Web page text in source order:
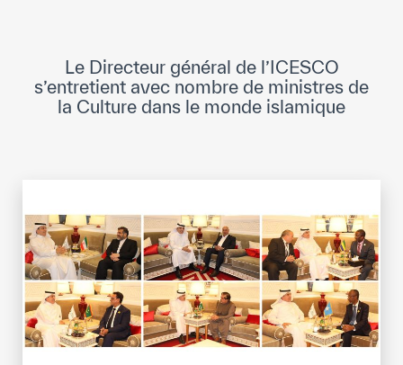
Normes Internationales de Qualité et
d’Excellence
Secrétariat Général
Partenariats
Notre impact
Objectifs de développement durable
Le Directeur général de l’ICESCO
s’entretient avec nombre de ministres de
la Culture dans le monde islamique